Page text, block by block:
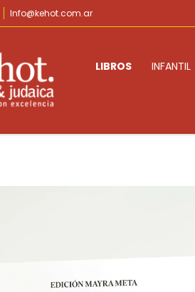
Info@kehot.com.ar
LIBROS INFANTIL